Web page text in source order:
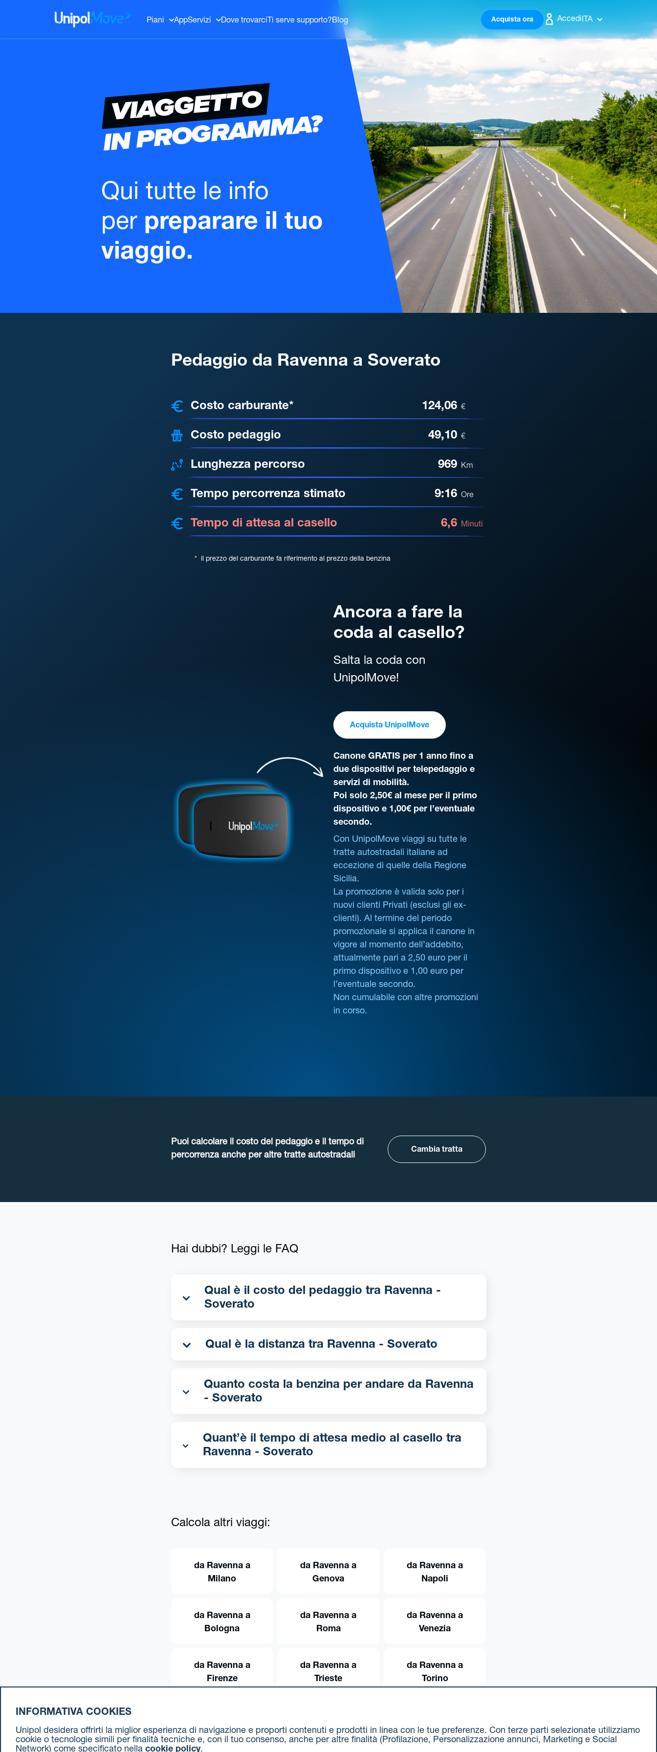
UnipolMove Piani AppServizi Dove trovarci Ti serve supporto?Blog Acquista ora AccediITA
VIAGGETTO
IN PROGRAMMA?
Qui tutte le info
per preparare il tuo
viaggio.
Pedaggio da Ravenna a Soverato
Costo carburante* 124,06 €
Costo pedaggio 49,10 €
Lunghezza percorso 969 Km
Tempo percorrenza stimato 9:16 Ore
Tempo di attesa al casello 6,6 Minuti
* il prezzo del carburante fa riferimento al prezzo della benzina
Ancora a fare la
coda al casello?
Salta la coda con
UnipolMove!
Acquista UnipolMove
Canone GRATIS per 1 anno fino a
due dispositivi per telepedaggio e
servizi di mobilità.
Poi solo 2,50€ al mese per il primo
dispositivo e 1,00€ per l’eventuale
secondo.
Con UnipolMove viaggi su tutte le
tratte autostradali italiane ad
eccezione di quelle della Regione
Sicilia.
La promozione è valida solo per i
nuovi clienti Privati (esclusi gli ex-
clienti). Al termine del periodo
promozionale si applica il canone in
vigore al momento dell’addebito,
attualmente pari a 2,50 euro per il
primo dispositivo e 1,00 euro per
l’eventuale secondo.
Non cumulabile con altre promozioni
in corso.
Puoi calcolare il costo del pedaggio e il tempo di
percorrenza anche per altre tratte autostradali
Cambia tratta
Hai dubbi? Leggi le FAQ
Qual è il costo del pedaggio tra Ravenna -
Soverato
Qual è la distanza tra Ravenna - Soverato
Quanto costa la benzina per andare da Ravenna
- Soverato
Quant’è il tempo di attesa medio al casello tra
Ravenna - Soverato
Calcola altri viaggi:
da Ravenna a
Milano
da Ravenna a
Genova
da Ravenna a
Napoli
da Ravenna a
Bologna
da Ravenna a
Roma
da Ravenna a
Venezia
da Ravenna a
Firenze
da Ravenna a
Trieste
da Ravenna a
Torino
INFORMATIVA COOKIES
Unipol desidera offrirti la miglior esperienza di navigazione e proporti contenuti e prodotti in linea con le tue preferenze. Con terze parti selezionate utilizziamo
cookie o tecnologie simili per finalità tecniche e, con il tuo consenso, anche per altre finalità (Profilazione, Personalizzazione annunci, Marketing e Social
Network) come specificato nella cookie policy.